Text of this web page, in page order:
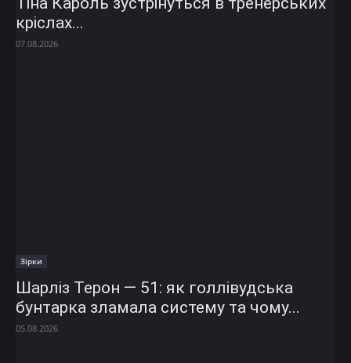
кріслах...
07.08.2026
Зірки
Шарліз Терон — 51: як голлівудська
бунтарка зламала систему та чому...
05.08.2026